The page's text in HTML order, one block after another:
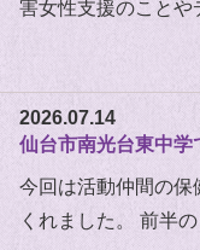
害女性支援のことや
2026.07.14
仙台市南光台東中学
今回は活動仲間の保
くれました。 前半の